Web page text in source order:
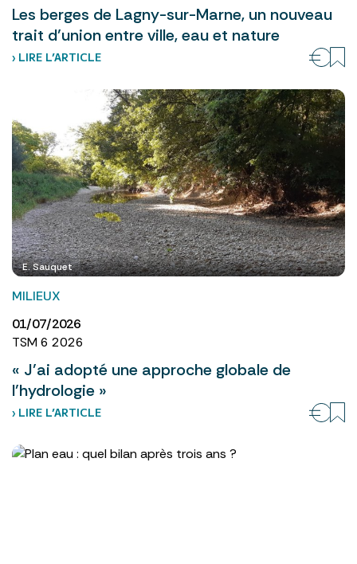
Les berges de Lagny-sur-Marne, un nouveau
trait d’union entre ville, eau et nature
› LIRE L’ARTICLE
E. Sauquet
MILIEUX
01/07/2026
TSM 6 2026
« J’ai adopté une approche globale de
l’hydrologie »
› LIRE L’ARTICLE